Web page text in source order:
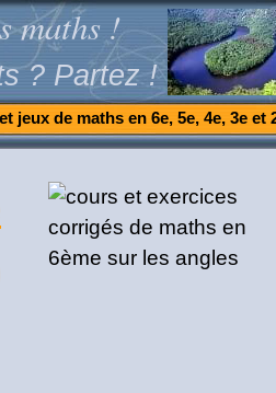
maths !
? Partez !
jeux de maths en 6e, 5e, 4e, 3e et